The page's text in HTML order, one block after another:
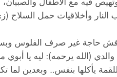
النار وأخلاقيات حمل
حاجة غير صرف الفلوس وبس،
(الله يرحمه): ليه يا
يأكلها بنفس.. وبعدين